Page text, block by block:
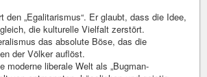
den „Egalitarismus“. Er glaubt, dass die Idee,
die kulturelle Vielfalt zerstört.
das absolute Böse, das die
der Völker auflöst.
moderne liberale Welt als „Bugman-